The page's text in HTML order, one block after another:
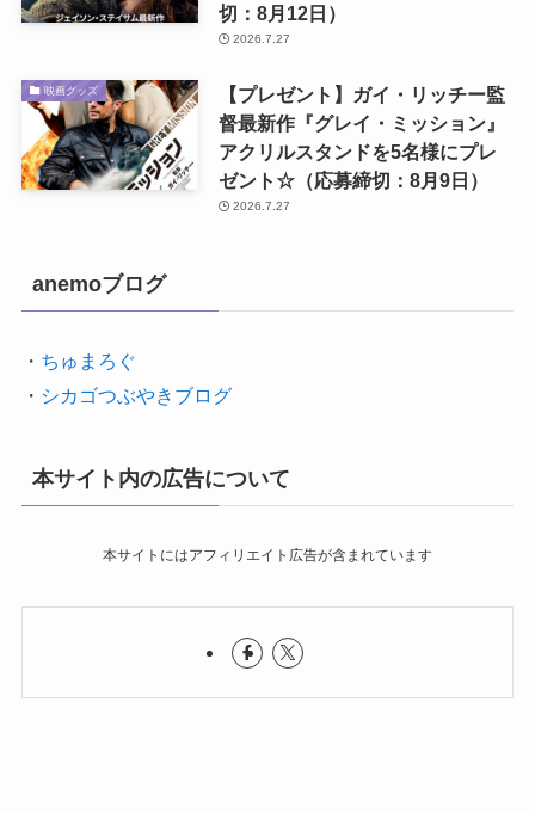
切：8月12日）
2026.7.27
映画グッズ
【プレゼント】ガイ・リッチー監
督最新作『グレイ・ミッション』
アクリルスタンドを5名様にプレ
ゼント☆（応募締切：8月9日）
2026.7.27
anemoブログ
・ ちゅまろぐ
・ シカゴつぶやきブログ
本サイト内の広告について
本サイトにはアフィリエイト広告が含まれています